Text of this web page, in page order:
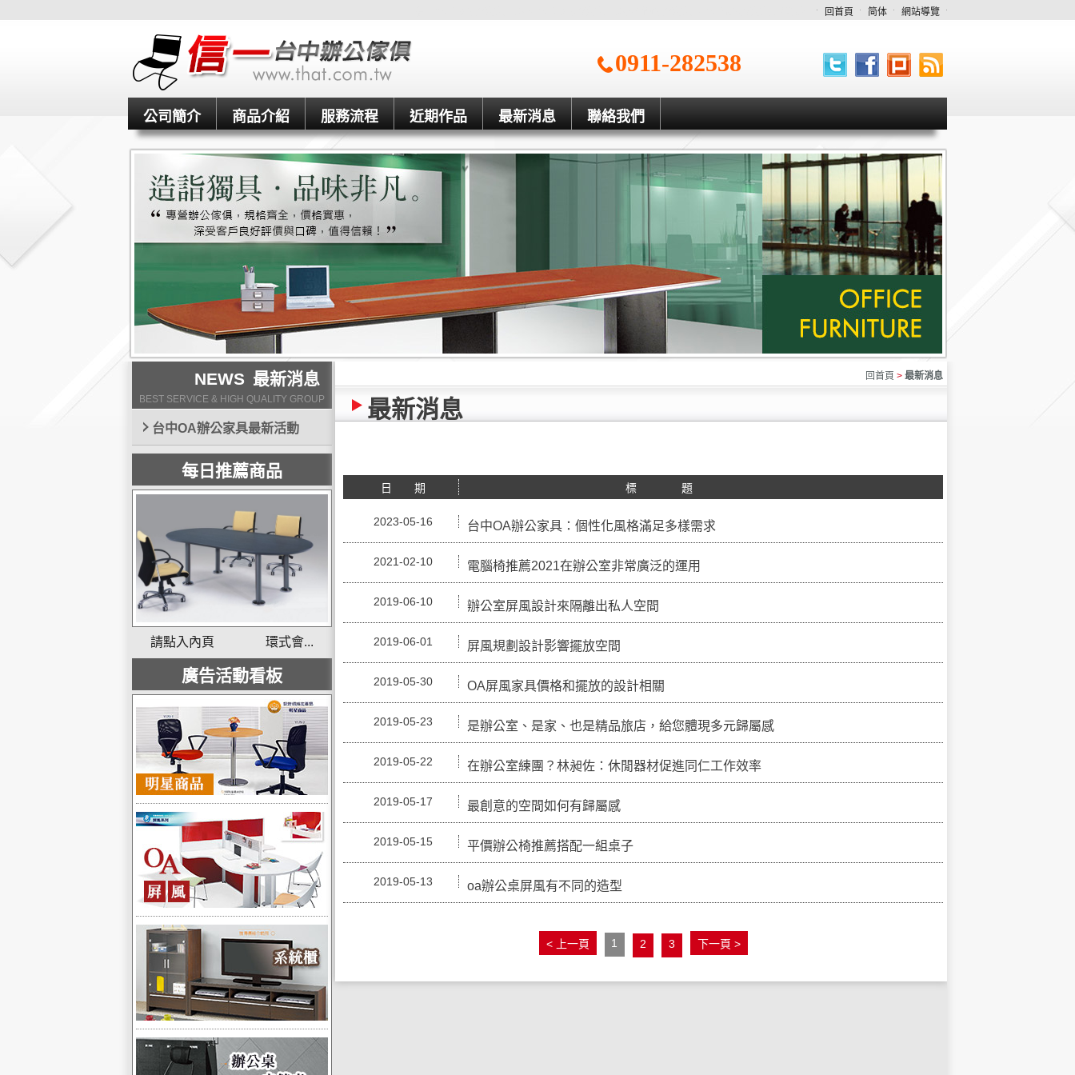
回首頁 简体 網站導覽
0911-282538
公司簡介 商品介紹 服務流程 近期作品 最新消息 聯絡我們
NEWS 最新消息
BEST SERVICE & HIGH QUALITY GROUP
台中OA辦公家具最新活動
每日推薦商品
請點入內頁 環式會...
廣告活動看板
回首頁 > 最新消息
最新消息
日 期 標 題
2023-05-16 台中OA辦公家具：個性化風格滿足多樣需求
2021-02-10 電腦椅推薦2021在辦公室非常廣泛的運用
2019-06-10 辦公室屏風設計來隔離出私人空間
2019-06-01 屏風規劃設計影響擺放空間
2019-05-30 OA屏風家具價格和擺放的設計相關
2019-05-23 是辦公室、是家、也是精品旅店，給您體現多元歸屬感
2019-05-22 在辦公室練團？林昶佐：休閒器材促進同仁工作效率
2019-05-17 最創意的空間如何有歸屬感
2019-05-15 平價辦公椅推薦搭配一組桌子
2019-05-13 oa辦公桌屏風有不同的造型
< 上一頁 1 2 3 下一頁 >